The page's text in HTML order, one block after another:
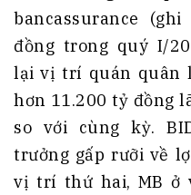
bancassurance
đồng trong quý I/
lại vị trí quán quân
hơn 11.200 tỷ đồng
so với cùng kỳ.
trưởng gấp rưỡi về
vị trí thứ hai, MB ở